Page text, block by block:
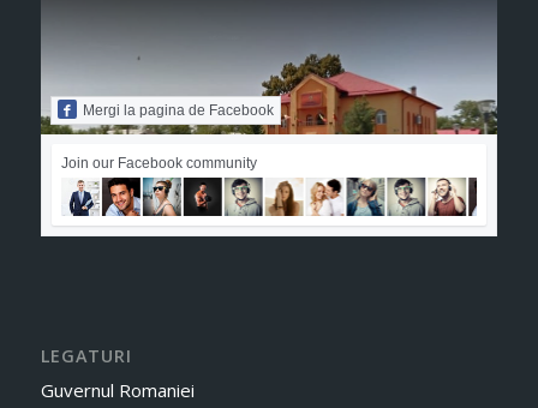
Mergi la pagina de Facebook
Join our Facebook community
LEGATURI
Guvernul Romaniei